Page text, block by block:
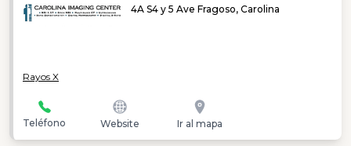
4A S4 y 5 Ave Fragoso, Carolina
Rayos X
Teléfono Website Ir al mapa